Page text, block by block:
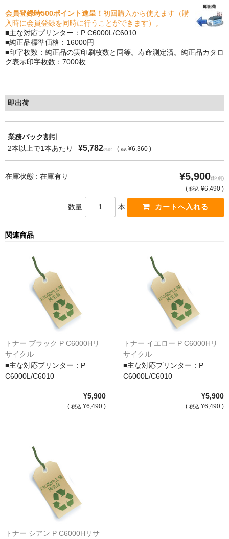
購入ガイド
トナーの種類と比較
トナー再生の流れ
リサイクルトナーで経費削減
リサイクルトナーの評価
リサイクルトナーの選び方
リサイクルトナーを使える会社、使えない会社
印字枚数について
なぜ業務用を選ぶべき？
サイトマップ
会員登録時500ポイント進呈！ 初回購入から使えます（購
入時に会員登録を同時に行うことができます）。
■主な対応プリンター：P C6000L/C6010
■純正品標準価格：16000円
■印字枚数：純正品の実印刷枚数と同等。寿命測定済。純正品カタロ
グ表示印字枚数：7000枚
即出荷
業務パック割引
2本以上で1本あたり
¥5,782(税別) ( 税込 ¥6,360 )
在庫状態 : 在庫有り ¥5,900(税別)
( 税込 ¥6,490 )
数量 本
関連商品
トナー ブラック P C6000Hリ
サイクル
■主な対応プリンター：P
C6000L/C6010
¥5,900
( 税込 ¥6,490 )
トナー イエロー P C6000Hリ
サイクル
■主な対応プリンター：P
C6000L/C6010
¥5,900
( 税込 ¥6,490 )
トナー シアン P C6000Hリサ